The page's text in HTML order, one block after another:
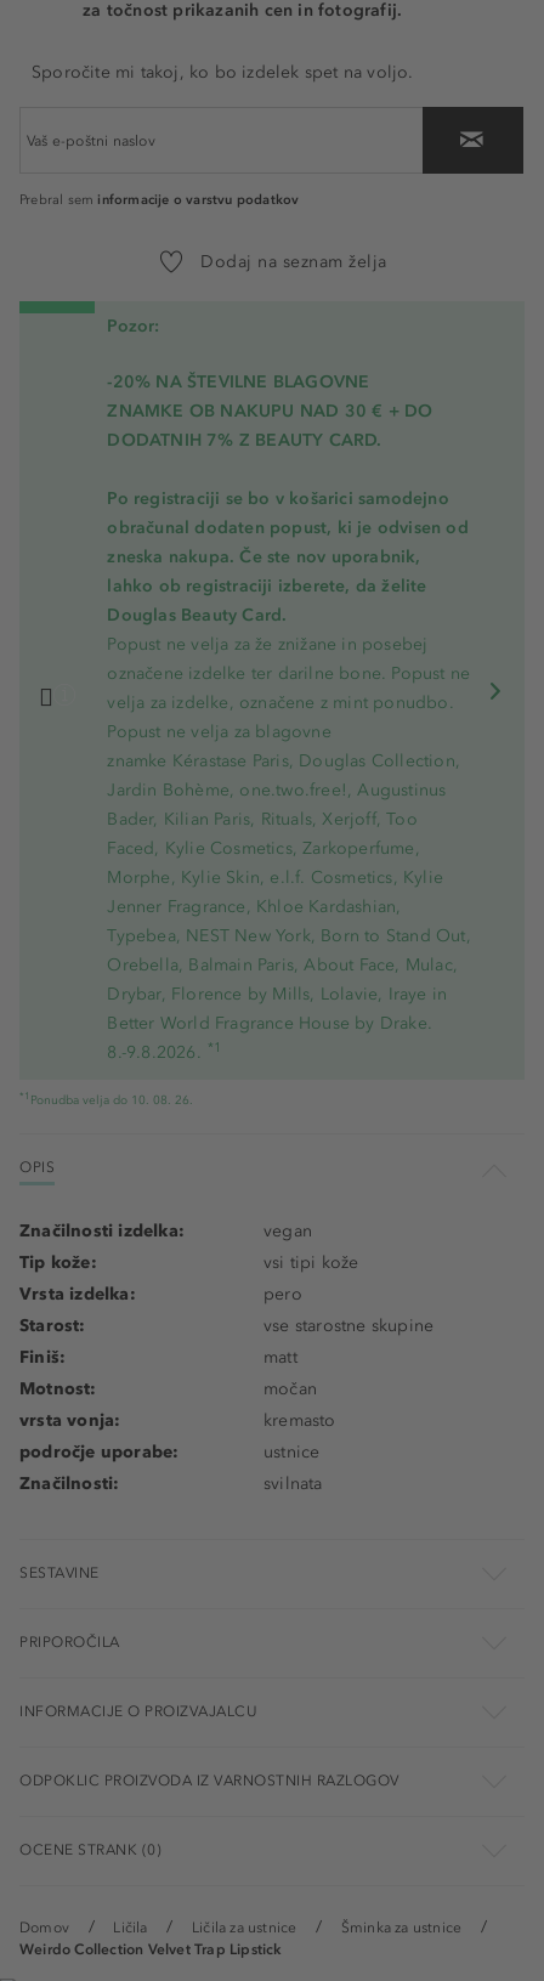
Domov Ličila Ličila za ustnice
Šminka za ustnice
Weirdo Collection Velvet Trap Lipstick
za točnost prikazanih cen in fotografij.
Sporočite mi takoj, ko bo izdelek spet na voljo.
Prebral sem informacije o varstvu podatkov
Dodaj na seznam želja
Pozor:
-20% NA ŠTEVILNE BLAGOVNE
ZNAMKE OB NAKUPU NAD 30 € + DO
DODATNIH 7% Z BEAUTY CARD.
Po registraciji se bo v košarici samodejno
obračunal dodaten popust, ki je odvisen od
zneska nakupa. Če ste nov uporabnik,
lahko ob registraciji izberete, da želite
Douglas Beauty Card.
Popust ne velja za že znižane in posebej
označene izdelke ter darilne bone. Popust ne
velja za izdelke, označene z mint ponudbo.
Popust ne velja za blagovne
znamke Kérastase Paris, Douglas Collection,
Jardin Bohème, one.two.free!, Augustinus
Bader, Kilian Paris, Rituals, Xerjoff, Too
Faced, Kylie Cosmetics, Zarkoperfume,
Morphe, Kylie Skin, e.l.f. Cosmetics, Kylie
Jenner Fragrance, Khloe Kardashian,
Typebea, NEST New York, Born to Stand Out,
Orebella, Balmain Paris, About Face, Mulac,
Drybar, Florence by Mills, Lolavie, Iraye in
Better World Fragrance House by Drake.
8.-9.8.2026. *1
*1 Ponudba velja do 10. 08. 26.
OPIS
Značilnosti izdelka:
vegan
Tip kože:
vsi tipi kože
Vrsta izdelka:
pero
Starost:
vse starostne skupine
Finiš:
matt
Motnost:
močan
vrsta vonja:
kremasto
področje uporabe:
ustnice
Značilnosti:
svilnata
SESTAVINE
PRIPOROČILA
INFORMACIJE O PROIZVAJALCU
ODPOKLIC PROIZVODA IZ VARNOSTNIH RAZLOGOV
OCENE STRANK (0)